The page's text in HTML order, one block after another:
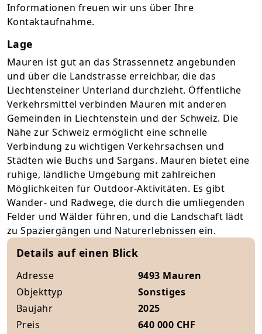
Informationen freuen wir uns über Ihre
Kontaktaufnahme.
Lage
Mauren ist gut an das Strassennetz angebunden
und über die Landstrasse erreichbar, die das
Liechtensteiner Unterland durchzieht. Öffentliche
Verkehrsmittel verbinden Mauren mit anderen
Gemeinden in Liechtenstein und der Schweiz. Die
Nähe zur Schweiz ermöglicht eine schnelle
Verbindung zu wichtigen Verkehrsachsen und
Städten wie Buchs und Sargans. Mauren bietet eine
ruhige, ländliche Umgebung mit zahlreichen
Möglichkeiten für Outdoor-Aktivitäten. Es gibt
Wander- und Radwege, die durch die umliegenden
Felder und Wälder führen, und die Landschaft lädt
zu Spaziergängen und Naturerlebnissen ein.
Details auf einen Blick
Adresse
9493 Mauren
Objekttyp
Sonstiges
Baujahr
2025
Preis
640 000 CHF